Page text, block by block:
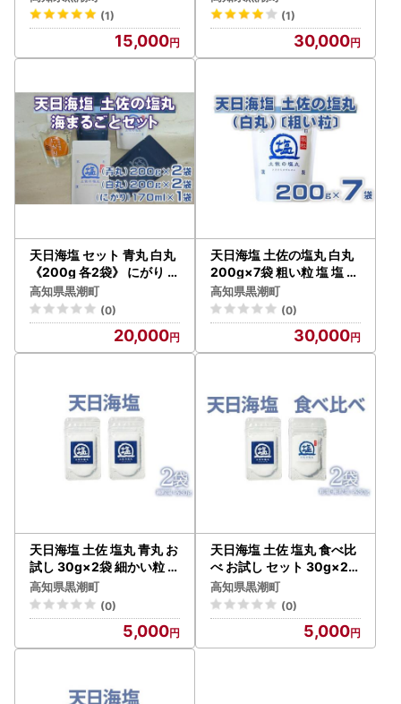
(1)
15,000
(1)
30,000
天日海塩 セット 青丸 白丸
《200g 各2袋》 にがり 《
170ml×1袋》 調味料 調味
料 調味料 調味料 調味料 ［
1517-2］
高知県黒潮町
(0)
20,000
天日海塩 土佐の塩丸 白丸
200g×7袋 粗い粒 塩 塩 塩
塩 塩 ［1521-2］
高知県黒潮町
(0)
30,000
天日海塩 土佐 塩丸 青丸 お
試し 30g×2袋 細かい粒 細
粒 天日塩 自然塩 海水塩 調
味料 塩 小分けセット 青丸
塩 下味塩 料理用 塩 丸塩
塩2袋 食卓塩 使いやすい
塩 高知 黒潮町 手作り塩 完
ット 塩 詰め合わせ しお [1
高知県黒潮町
(0)
5,000
天日海塩 土佐 塩丸 食べ比
べ お試し セット 30g×2袋
青丸1 白丸1 天日塩 自然塩
海水塩 粗塩 細かい塩 塩セ
ット 調味料 小分け 塩丸青
丸 塩丸白丸 下味塩 仕上げ
塩 振り塩 料理用 塩 詰め合
高知県黒潮町
(0)
5,000